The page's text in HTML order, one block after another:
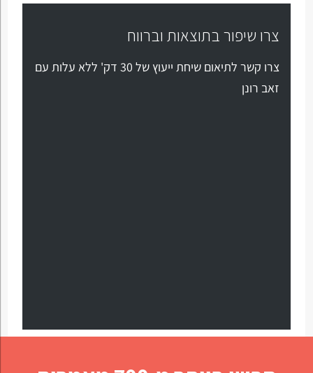
צרו שיפור בתוצאות וברווח
צרו קשר לתיאום שיחת ייעוץ של 30 דק' ללא עלות עם
זאב רונן